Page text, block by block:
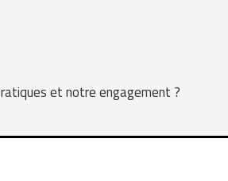
et notre engagement ?